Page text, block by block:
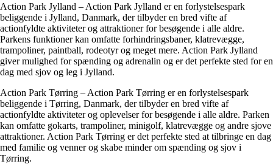
Action Park Jylland – Action Park Jylland er en forlystelsespark
beliggende i Jylland, Danmark, der tilbyder en bred vifte af
actionfyldte aktiviteter og attraktioner for besøgende i alle aldre.
Parkens funktioner kan omfatte forhindringsbaner, klatrevægge,
trampoliner, paintball, rodeotyr og meget mere. Action Park Jylland
giver mulighed for spænding og adrenalin og er det perfekte sted for en
dag med sjov og leg i Jylland.
Action Park Tørring – Action Park Tørring er en forlystelsespark
beliggende i Tørring, Danmark, der tilbyder en bred vifte af
actionfyldte aktiviteter og oplevelser for besøgende i alle aldre. Parken
kan omfatte gokarts, trampoliner, minigolf, klatrevægge og andre sjove
attraktioner. Action Park Tørring er det perfekte sted at tilbringe en dag
med familie og venner og skabe minder om spænding og sjov i
Tørring.